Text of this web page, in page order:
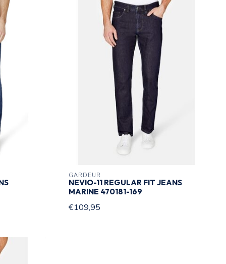
GARDEUR
NEVIO-11 REGULAR FIT JEANS
MARINE 470181-169
€109,95